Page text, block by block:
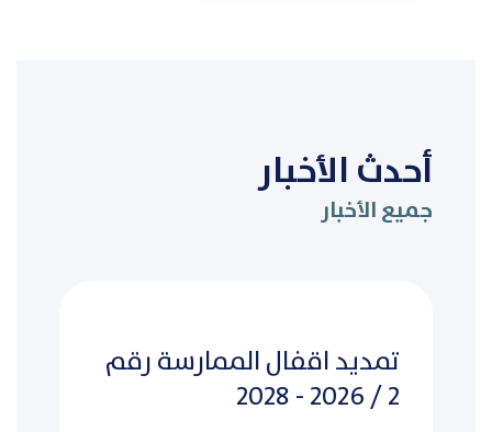
أحدث الأخبار
جميع الأخبار
تمديد اقفال الممارسة رقم
2 / 2026 - 2028